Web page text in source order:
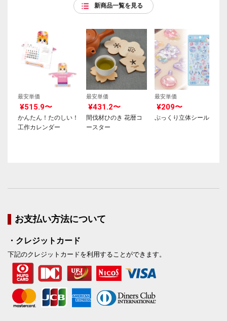
新商品一覧を見る
最安単価
¥515.9〜
かんたん！たのしい！
工作カレンダー
最安単価
¥431.2〜
間伐材ひのき 花暦コ
ースター
最安単価
¥209〜
ぷっくり立体シール
お支払い方法について
・クレジットカード
下記のクレジットカードを利用することができます。